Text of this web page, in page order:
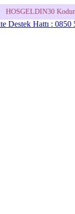
Kullanmayı
Destek Hattı : 0850